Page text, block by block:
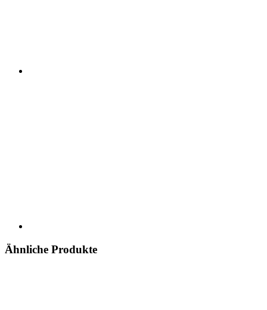
Ähnliche Produkte